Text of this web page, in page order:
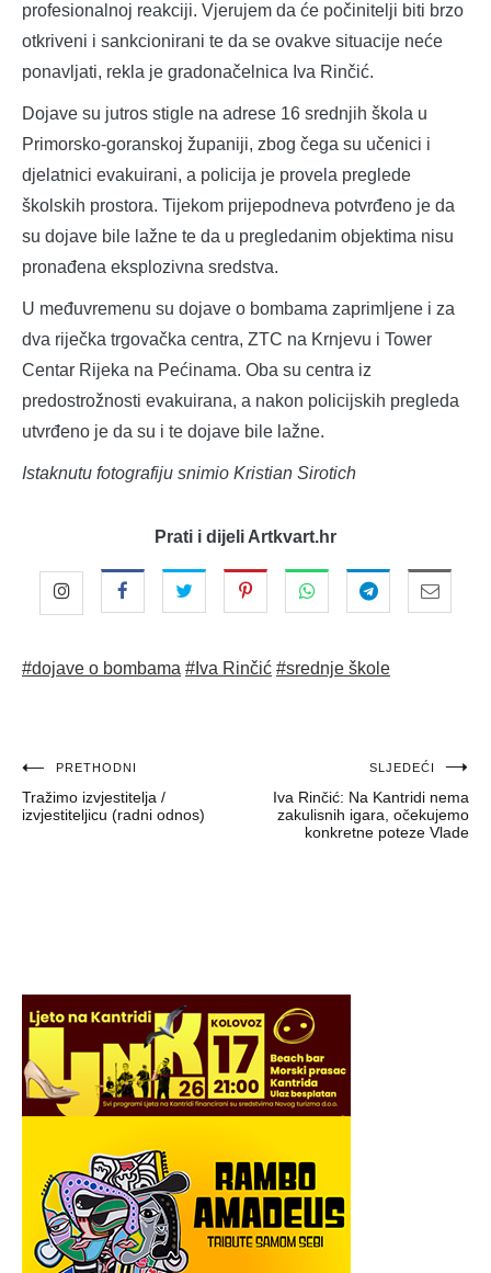
profesionalnoj reakciji. Vjerujem da će počinitelji biti brzo
otkriveni i sankcionirani te da se ovakve situacije neće
ponavljati, rekla je gradonačelnica Iva Rinčić.
Dojave su jutros stigle na adrese 16 srednjih škola u
Primorsko-goranskoj županiji, zbog čega su učenici i
djelatnici evakuirani, a policija je provela preglede
školskih prostora. Tijekom prijepodneva potvrđeno je da
su dojave bile lažne te da u pregledanim objektima nisu
pronađena eksplozivna sredstva.
U međuvremenu su dojave o bombama zaprimljene i za
dva riječka trgovačka centra, ZTC na Krnjevu i Tower
Centar Rijeka na Pećinama. Oba su centra iz
predostrožnosti evakuirana, a nakon policijskih pregleda
utvrđeno je da su i te dojave bile lažne.
Istaknutu fotografiju snimio Kristian Sirotich
Prati i dijeli Artkvart.hr
#dojave o bombama #Iva Rinčić #srednje škole
Navigacija
objava
PRETHODNI
Tražimo izvjestitelja /
izvjestiteljicu (radni odnos)
SLJEDEĆI
Iva Rinčić: Na Kantridi nema
zakulisnih igara, očekujemo
konkretne poteze Vlade